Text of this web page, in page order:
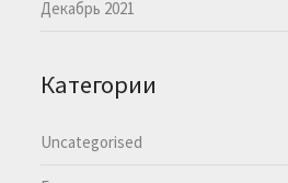
Декабрь 2021
Категории
Uncategorised